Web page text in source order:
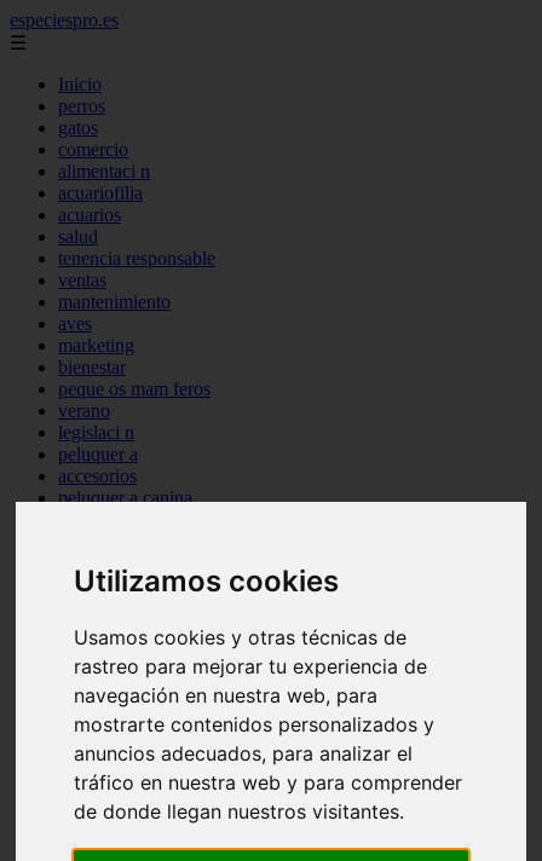
Utilizamos cookies
Usamos cookies y otras técnicas de
rastreo para mejorar tu experiencia de
navegación en nuestra web, para
mostrarte contenidos personalizados y
anuncios adecuados, para analizar el
tráfico en nuestra web y para comprender
de donde llegan nuestros visitantes.
especiespro.es
☰
Inicio
perros
gatos
comercio
alimentaci n
acuariofilia
acuarios
salud
tenencia responsable
ventas
mantenimiento
aves
marketing
bienestar
peque os mam feros
verano
legislaci n
peluquer a
accesorios
peluquer a canina
protagonistas
abandono
adopci n
ferias
higiene
acuario
iberzoo propet
comercios
estanques
viajar
conejos